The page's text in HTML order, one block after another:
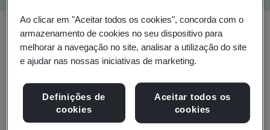
Valide certificados
emitidos pelo BSI
Use o diretório de Certificação e Verificação do BSI
para validar certificados emitidos pelo BSI ou
Ao clicar em "Aceitar todos os cookies", concorda com o
armazenamento de cookies no seu dispositivo para
melhorar a navegação no site, analisar a utilização do site
e ajudar nas nossas iniciativas de marketing.
Definições de
cookies
Aceitar todos os
cookies